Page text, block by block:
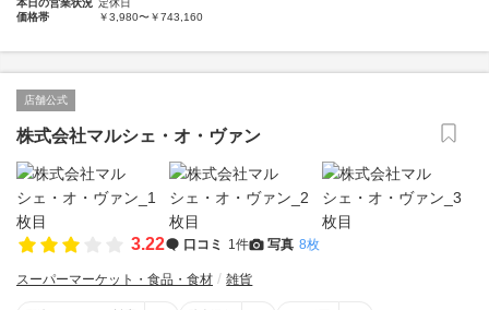
本日の営業状況 定休日
価格帯
￥3,980〜￥743,160
店舗公式
株式会社マルシェ・オ・ヴァン
3.22 口コミ 1件 写真 8枚
スーパーマーケット・食品・食材 雑貨